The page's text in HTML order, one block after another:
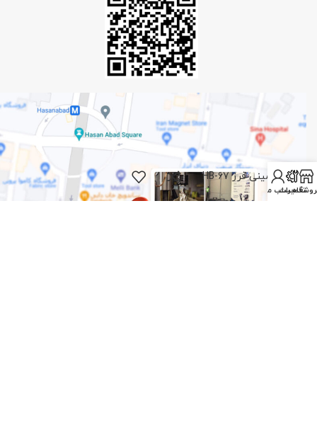
تعمیرات
حساب من
مینی فرز HB-67